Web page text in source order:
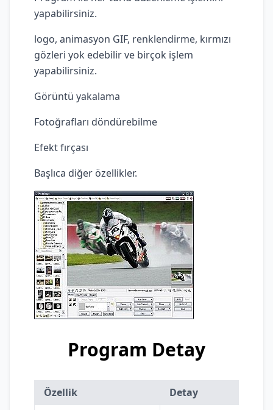
yapabilirsiniz.
logo, animasyon GIF, renklendirme, kırmızı
gözleri yok edebilir ve birçok işlem
yapabilirsiniz.
Görüntü yakalama
Fotoğrafları döndürebilme
Efekt fırçası
Başlıca diğer özellikler.
Program Detay
Özellik Detay